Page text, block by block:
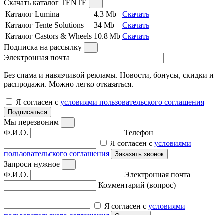
Скачать каталог TENTE
Каталог Lumina
4.3 Mb
Скачать
Каталог Tente Solutions
34 Mb
Скачать
Каталог Castors & Wheels 10.8 Mb Скачать
Подписка на рассылку
Электронная почта
Без спама и навязчивой рекламы. Новости, бонусы, скидки и
распродажи. Можно легко отказаться.
Я согласен с условиями пользовательского соглашения
Подписаться
Мы перезвоним
Ф.И.О.
Телефон
Я согласен с условиями
пользовательского соглашения
Заказать звонок
Запроси нужное
Ф.И.О.
Электронная почта
Комментарий (вопрос)
Я согласен с условиями